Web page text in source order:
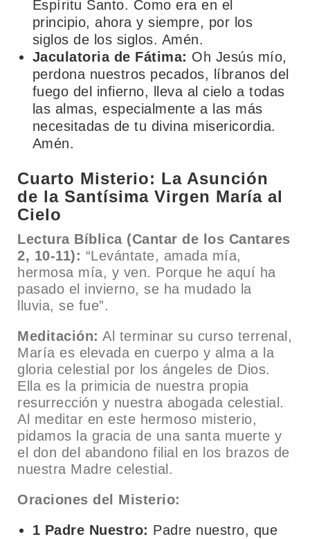
Espíritu Santo. Como era en el
principio, ahora y siempre, por los
siglos de los siglos. Amén.
Jaculatoria de Fátima: Oh Jesús mío,
perdona nuestros pecados, líbranos del
fuego del infierno, lleva al cielo a todas
las almas, especialmente a las más
necesitadas de tu divina misericordia.
Amén.
Cuarto Misterio: La Asunción
de la Santísima Virgen María al
Cielo
Lectura Bíblica (Cantar de los Cantares
2, 10-11): “Levántate, amada mía,
hermosa mía, y ven. Porque he aquí ha
pasado el invierno, se ha mudado la
lluvia, se fue”.
Meditación: Al terminar su curso terrenal,
María es elevada en cuerpo y alma a la
gloria celestial por los ángeles de Dios.
Ella es la primicia de nuestra propia
resurrección y nuestra abogada celestial.
Al meditar en este hermoso misterio,
pidamos la gracia de una santa muerte y
el don del abandono filial en los brazos de
nuestra Madre celestial.
Oraciones del Misterio:
1 Padre Nuestro: Padre nuestro, que